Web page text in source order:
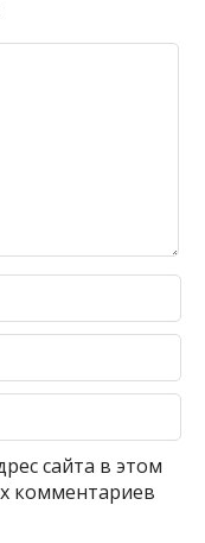
сайта в этом
комментариев